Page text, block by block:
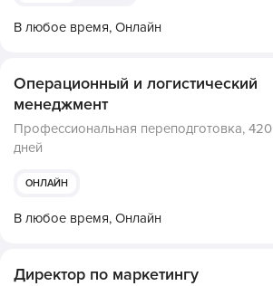
В любое время, Онлайн
Операционный и логистический
менеджмент
Профессиональная переподготовка, 420
дней
ОНЛАЙН
В любое время, Онлайн
Директор по маркетингу